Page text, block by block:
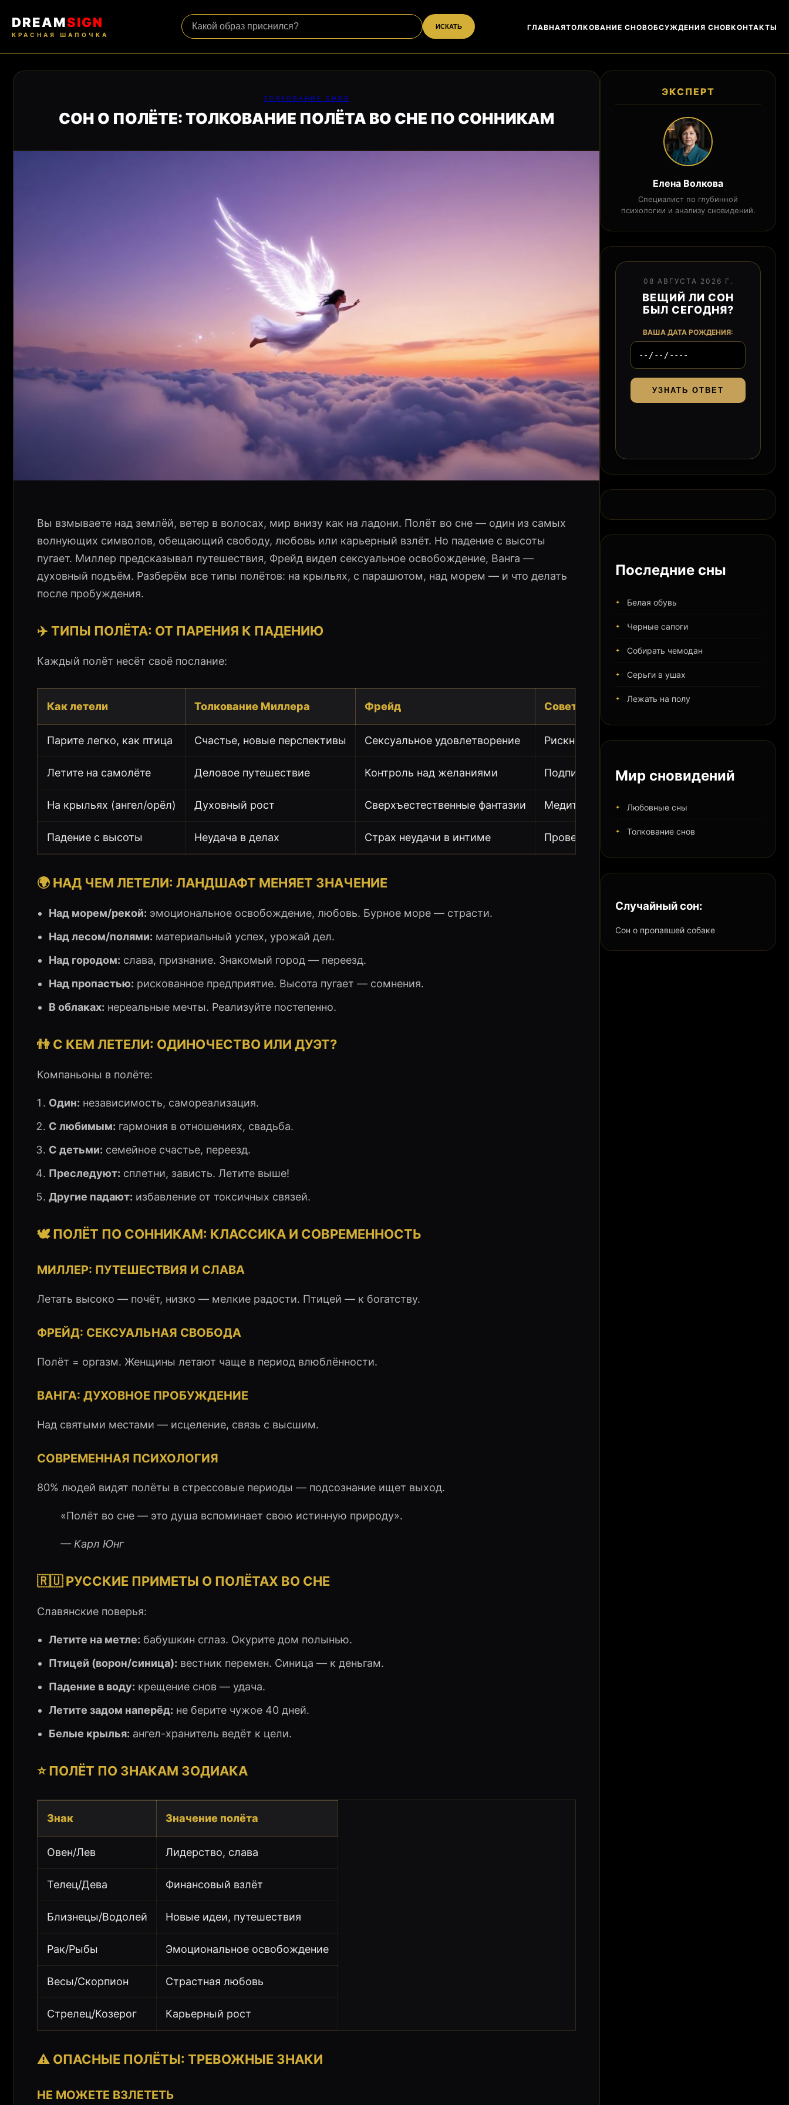
DREAMSIGN
КРАСНАЯ ШАПОЧКА
ИСКАТЬ ГЛАВНАЯТОЛКОВАНИЕ СНОВОБСУЖДЕНИЯ СНОВКОНТАКТЫ
ТОЛКОВАНИЕ СНОВ
СОН О ПОЛЁТЕ: ТОЛКОВАНИЕ ПОЛЁТА ВО СНЕ ПО СОННИКАМ
Вы взмываете над землёй, ветер в волосах, мир внизу как на ладони. Полёт во сне — один из самых
волнующих символов, обещающий свободу, любовь или карьерный взлёт. Но падение с высоты
пугает. Миллер предсказывал путешествия, Фрейд видел сексуальное освобождение, Ванга —
духовный подъём. Разберём все типы полётов: на крыльях, с парашютом, над морем — и что делать
после пробуждения.
✈️ ТИПЫ ПОЛЁТА: ОТ ПАРЕНИЯ К ПАДЕНИЮ
Каждый полёт несёт своё послание:
Как летели Толкование Миллера Фрейд Совет
Парите легко, как птица Счастье, новые перспективы Сексуальное удовлетворение Рискните в любви
Летите на самолёте Деловое путешествие Контроль над желаниями Подпишите контракт
На крыльях (ангел/орёл) Духовный рост Сверхъестественные фантазии Медитируйте
Падение с высоты Неудача в делах Страх неудачи в интиме Проверьте здоровье
🌍 НАД ЧЕМ ЛЕТЕЛИ: ЛАНДШАФТ МЕНЯЕТ ЗНАЧЕНИЕ
Над морем/рекой: эмоциональное освобождение, любовь. Бурное море — страсти.
Над лесом/полями: материальный успех, урожай дел.
Над городом: слава, признание. Знакомый город — переезд.
Над пропастью: рискованное предприятие. Высота пугает — сомнения.
В облаках: нереальные мечты. Реализуйте постепенно.
👫 С КЕМ ЛЕТЕЛИ: ОДИНОЧЕСТВО ИЛИ ДУЭТ?
Компаньоны в полёте:
Один: независимость, самореализация.
С любимым: гармония в отношениях, свадьба.
С детьми: семейное счастье, переезд.
Преследуют: сплетни, зависть. Летите выше!
Другие падают: избавление от токсичных связей.
🕊️ ПОЛЁТ ПО СОННИКАМ: КЛАССИКА И СОВРЕМЕННОСТЬ
МИЛЛЕР: ПУТЕШЕСТВИЯ И СЛАВА
Летать высоко — почёт, низко — мелкие радости. Птицей — к богатству.
ФРЕЙД: СЕКСУАЛЬНАЯ СВОБОДА
Полёт = оргазм. Женщины летают чаще в период влюблённости.
ВАНГА: ДУХОВНОЕ ПРОБУЖДЕНИЕ
Над святыми местами — исцеление, связь с высшим.
СОВРЕМЕННАЯ ПСИХОЛОГИЯ
80% людей видят полёты в стрессовые периоды — подсознание ищет выход.
«Полёт во сне — это душа вспоминает свою истинную природу».
— Карл Юнг
🇷🇺 РУССКИЕ ПРИМЕТЫ О ПОЛЁТАХ ВО СНЕ
Славянские поверья:
Летите на метле: бабушкин сглаз. Окурите дом полынью.
Птицей (ворон/синица): вестник перемен. Синица — к деньгам.
Падение в воду: крещение снов — удача.
Летите задом наперёд: не берите чужое 40 дней.
Белые крылья: ангел-хранитель ведёт к цели.
⭐ ПОЛЁТ ПО ЗНАКАМ ЗОДИАКА
Знак Значение полёта
Овен/Лев Лидерство, слава
Телец/Дева Финансовый взлёт
Близнецы/Водолей Новые идеи, путешествия
Рак/Рыбы Эмоциональное освобождение
Весы/Скорпион Страстная любовь
Стрелец/Козерог Карьерный рост
⚠️ ОПАСНЫЕ ПОЛЁТЫ: ТРЕВОЖНЫЕ ЗНАКИ
НЕ МОЖЕТЕ ВЗЛЕТЕТЬ
ЭКСПЕРТ
Елена Волкова
Специалист по глубинной
психологии и анализу сновидений.
08 АВГУСТА 2026 Г.
ВЕЩИЙ ЛИ СОН
БЫЛ СЕГОДНЯ?
ВАША ДАТА РОЖДЕНИЯ:
УЗНАТЬ ОТВЕТ
Последние сны
Белая обувь
Черные сапоги
Собирать чемодан
Серьги в ушах
Лежать на полу
Мир сновидений
Любовные сны
Толкование снов
Случайный сон:
Сон о пропавшей собаке